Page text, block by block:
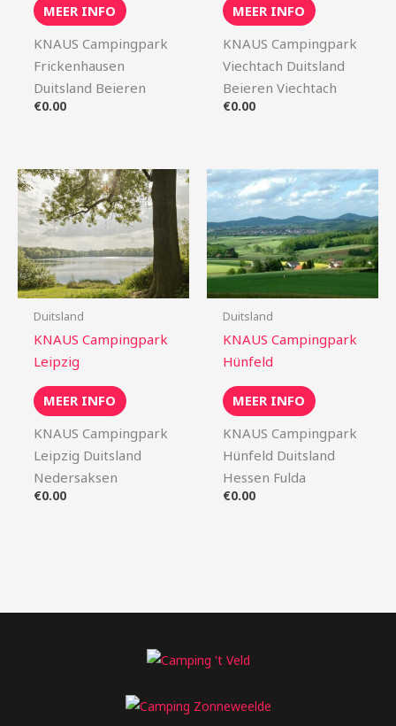
MEER INFO
KNAUS Campingpark
Frickenhausen
Duitsland Beieren
€0.00
MEER INFO
KNAUS Campingpark
Viechtach Duitsland
Beieren Viechtach
€0.00
Duitsland
KNAUS Campingpark
Leipzig
MEER INFO
KNAUS Campingpark
Leipzig Duitsland
Nedersaksen
€0.00
Duitsland
KNAUS Campingpark
Hünfeld
MEER INFO
KNAUS Campingpark
Hünfeld Duitsland
Hessen Fulda
€0.00